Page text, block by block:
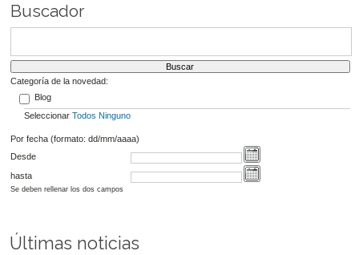
Buscador
Categoría de la novedad:
Blog
Seleccionar Todos Ninguno
Por fecha (formato: dd/mm/aaaa)
Desde
hasta
Se deben rellenar los dos campos
Últimas noticias